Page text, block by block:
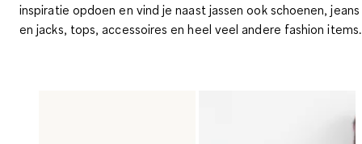
inspiratie opdoen en vind je naast jassen ook schoenen, jeans
en jacks, tops, accessoires en heel veel andere fashion items.